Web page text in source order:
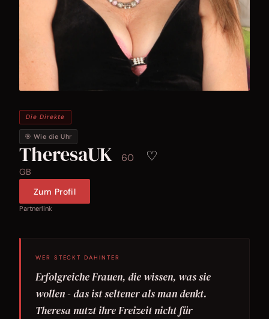
Die Direkte
🎯 Wie die Uhr
TheresaUK 60 ♡
GB
Zum Profil
Partnerlink
WER STECKT DAHINTER
Erfolgreiche Frauen, die wissen, was sie
wollen - das ist seltener als man denkt.
Theresa nutzt ihre Freizeit nicht für